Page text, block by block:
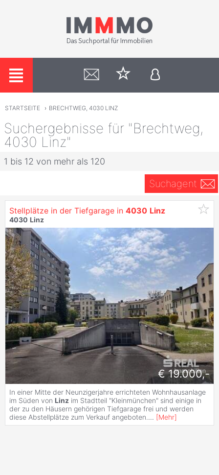
STARTSEITE › BRECHTWEG, 4030 LINZ
Suchergebnisse für "Brechtweg,
4030 Linz"
1 bis 12 von mehr als 120
Suchagent
Stellplätze in der Tiefgarage in 4030 Linz
4030 Linz
€ 19.000,-
In einer Mitte der Neunzigerjahre errichteten Wohnhausanlage
im Süden von Linz im Stadtteil "Kleinmünchen" sind einige in
der zu den Häusern gehörigen Tiefgarage frei und werden
diese Abstellplätze zum Verkauf angeboten.... [Mehr]